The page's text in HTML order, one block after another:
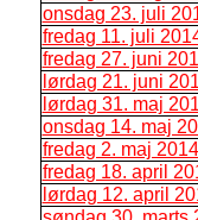
onsdag 23. juli
fredag 11. juli
fredag 27. juni
lørdag 21. juni
lørdag 31. maj
onsdag 14. maj
fredag 2. maj 2014
fredag 18. april
lørdag 12. april